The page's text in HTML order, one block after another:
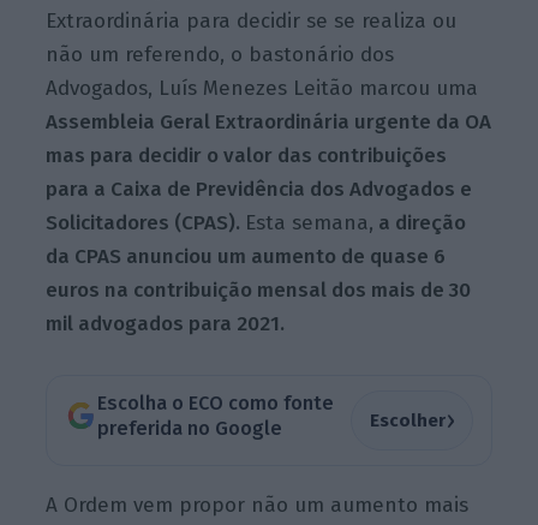
Extraordinária para decidir se se realiza ou
não um referendo, o bastonário dos
Advogados, Luís Menezes Leitão marcou uma
Assembleia Geral Extraordinária urgente da OA
mas para decidir o valor das contribuições
para a Caixa de Previdência dos Advogados e
Solicitadores (CPAS). Esta semana, a direção
da CPAS anunciou um aumento de quase 6
euros na contribuição mensal dos mais de 30
mil advogados para 2021.
Escolha o ECO como fonte
preferida no Google
Escolher›
A Ordem vem propor não um aumento mais